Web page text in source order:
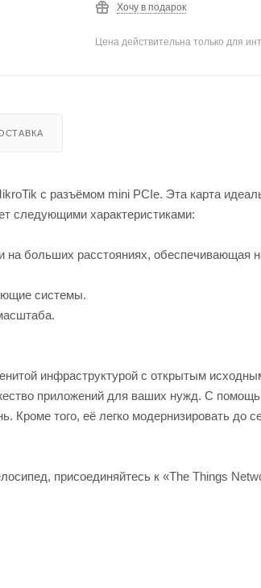
Хочу в подарок
Цена действительна только для
с разъёмом mini PCIe. Эта карта
следующими характеристиками:
на больших расстояниях, обеспечивающая
системы.
инфраструктурой с открытым
приложений для ваших нужд. С
Кроме того, её легко модернизировать до
присоединяйтесь к «The Things